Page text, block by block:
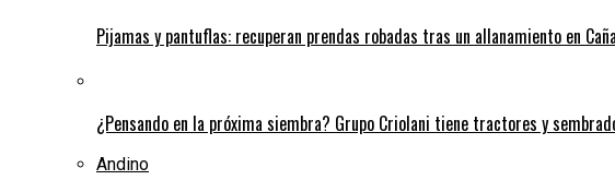
Pijamas y pantuflas: recuperan prendas robadas tras un allanamiento en
¿Pensando en la próxima siembra? Grupo Criolani tiene tractores y
Andino